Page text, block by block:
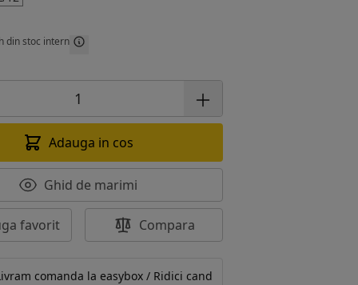
din stoc intern
Adauga in cos
Ghid de marimi
favorit Compara
comanda la easybox / Ridici cand